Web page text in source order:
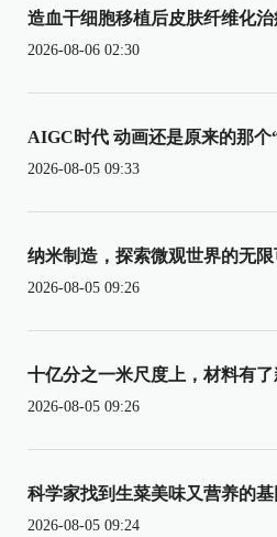
造血干细胞移植后皮肤纤维化
2026-08-06 02:30
AIGC时代 动画还是原来的那个
2026-08-05 09:33
纳米制造，探索微观世界的无
2026-08-05 09:26
十亿分之一米尺度上，材料有了
2026-08-05 09:26
科学家找到生菜美味又营养的
2026-08-05 09:24